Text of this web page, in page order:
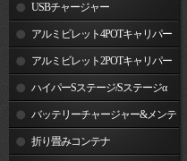
グランプUSBチャージャー
アルミビレット4POTキャリパー
関連製品アルミビレット2POTキャリパー
関連製品ハイパーSステージ/Sステージα
バッテリーチャージャー&メンテ
ナー 折り畳みコンテナ